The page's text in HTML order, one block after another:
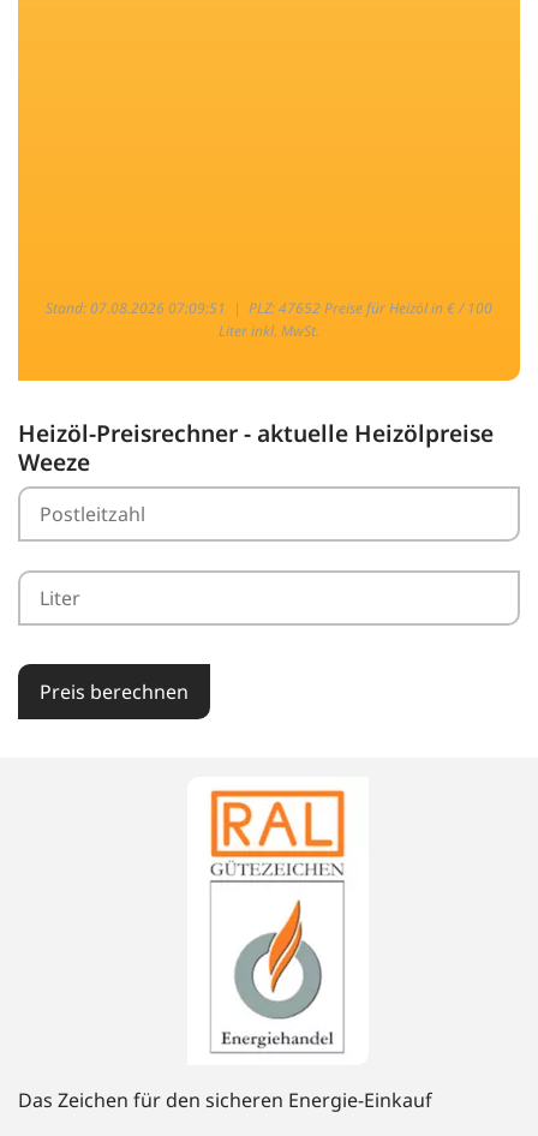
Stand: 07.08.2026 07:09:51 | PLZ: 47652 Preise für Heizöl in € / 100
Liter inkl. MwSt.
Heizöl-Preisrechner - aktuelle Heizölpreise
Weeze
Preis berechnen
Das Zeichen für den sicheren Energie-Einkauf